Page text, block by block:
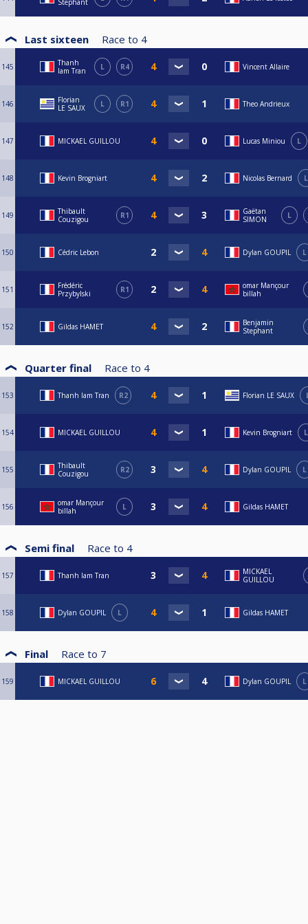
Stephant
Last sixteen Race to 4
145
Thanh
lam Tran
L R4 Vincent Allaire
146
Florian
LE SAUX
L R1 Theo Andrieux
147 MICKAEL GUILLOU Lucas Miniou L
148 Kevin Brogniart Nicolas Bernard L
149
Thibault
Couzigou
R1
Gaëtan
SIMON
L
150 Cédric Lebon Dylan GOUPIL L
151
Frédéric
Przybylski
R1
omar Mançour
billah
152 Gildas HAMET
Benjamin
Stephant
Quarter final Race to 4
153 Thanh lam Tran R2 Florian LE SAUX
154 MICKAEL GUILLOU Kevin Brogniart L
155
Thibault
Couzigou
R2 Dylan GOUPIL L
156
omar Mançour
billah
L Gildas HAMET
Semi final Race to 4
157 Thanh lam Tran
MICKAEL
GUILLOU
158 Dylan GOUPIL L Gildas HAMET
Final Race to 7
159 MICKAEL GUILLOU Dylan GOUPIL L